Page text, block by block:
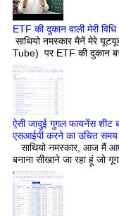
ETF की दुकान वाली मेरी
साथियो नमस्कार मैनें मेरे
Tube) पर ETF की दुकान
ऐसी जादुई गुगल फायनेंस शीट
एसआईपी करने का उचित
साथियो नमस्कार, आज मैं
बनाना सीखाने जा रहा हूं जो